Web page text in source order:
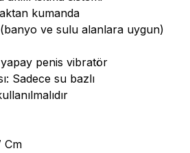
kumanda
ve sulu alanlara uygun)
penis vibratör
Sadece su bazlı
Cm